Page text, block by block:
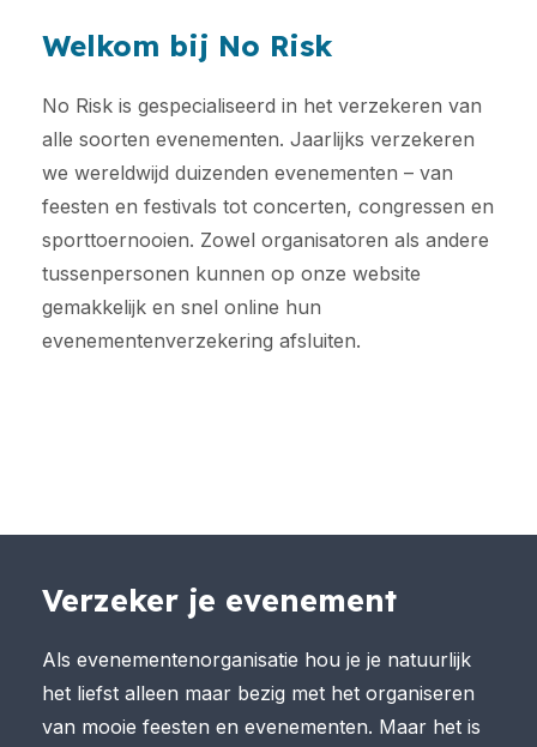
Welkom bij No Risk
No Risk is gespecialiseerd in het verzekeren van
alle soorten evenementen. Jaarlijks verzekeren
we wereldwijd duizenden evenementen – van
feesten en festivals tot concerten, congressen en
sporttoernooien. Zowel organisatoren als andere
tussenpersonen kunnen op onze website
gemakkelijk en snel online hun
evenementenverzekering afsluiten.
Verzeker je evenement
Als evenementenorganisatie hou je je natuurlijk
het liefst alleen maar bezig met het organiseren
van mooie feesten en evenementen. Maar het is